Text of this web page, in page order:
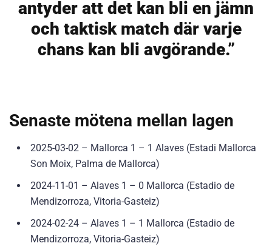
antyder att det kan bli en jämn
och taktisk match där varje
chans kan bli avgörande.”
Senaste mötena mellan lagen
2025-03-02 – Mallorca 1 – 1 Alaves (Estadi Mallorca
Son Moix, Palma de Mallorca)
2024-11-01 – Alaves 1 – 0 Mallorca (Estadio de
Mendizorroza, Vitoria-Gasteiz)
2024-02-24 – Alaves 1 – 1 Mallorca (Estadio de
Mendizorroza, Vitoria-Gasteiz)